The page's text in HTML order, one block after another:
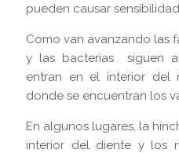
pueden causar
Como van avanzando las
y las bacterias siguen
entran en el interior del
donde se encuentran los
En algunos lugares, la
interior del diente y los